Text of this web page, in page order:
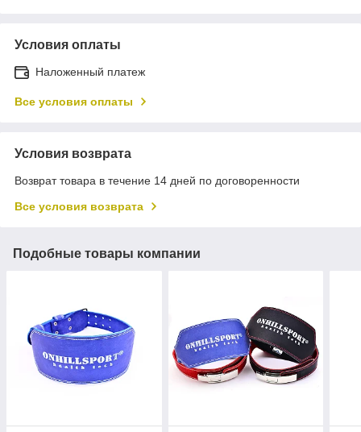
Условия оплаты
Наложенный платеж
Все условия оплаты
Условия возврата
Возврат товара в течение 14 дней по договоренности
Все условия возврата
Подобные товары компании